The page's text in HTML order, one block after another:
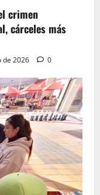
crimen
cárceles más
de 2026 0